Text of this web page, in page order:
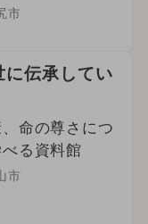
市
に伝承してい
命の尊さにつ
る資料館
市